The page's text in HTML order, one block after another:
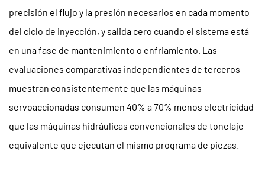
donde
precisión
marca
la
diferencia
3
compacto
de
precisión el flujo y la presión necesarios en cada momento
del ciclo de inyección, y salida cero cuando el sistema está
en una fase de mantenimiento o enfriamiento. Las
evaluaciones comparativas independientes de terceros
muestran consistentemente que las máquinas
servoaccionadas consumen 40% a 70% menos electricidad
que las máquinas hidráulicas convencionales de tonelaje
equivalente que ejecutan el mismo programa de piezas.